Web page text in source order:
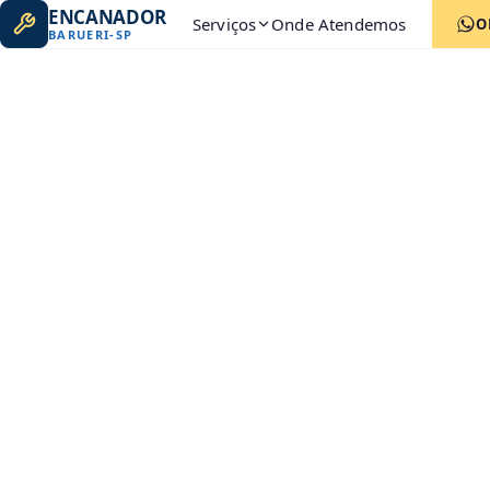
ENCANADOR
BARUERI-SP Serviços Onde Atendemos